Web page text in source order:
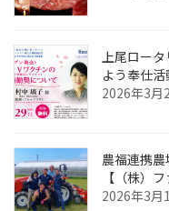
上尾ロー
よう奉仕
2026年3月
農福連携
【（株）
2026年3月